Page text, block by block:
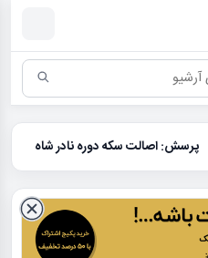
پرسش: اصالت سکه دوره نادر شاه